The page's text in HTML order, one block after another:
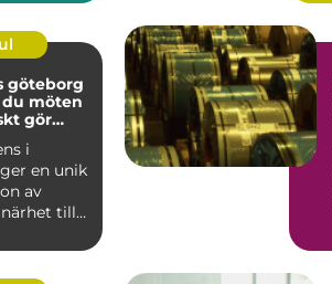
göteborg
du möten
gör
i
en unik
av
till